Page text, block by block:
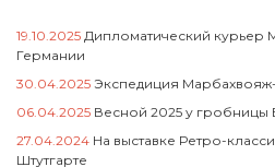
19.10.2025 Дипломатический курьер
Германии
30.04.2025 Экспедиция
06.04.2025 Весной 2025 у гробницы
27.04.2024 На выставке Ретро-
Штутгарте